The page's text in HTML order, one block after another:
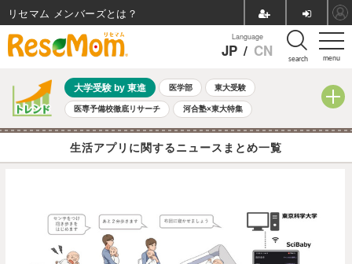
menu
Language
JP / CN search
大学受験 by 東進 医学部 東大受験
医専予備校徹底リサーチ 河合塾×東大特集
親子で考える大学選び 高校受験 中学受験 小学校受験
夏休み 8月開催学校説明会・相談会
生活アプリに関するニュースまとめ一覧
リセマム メンバーズ